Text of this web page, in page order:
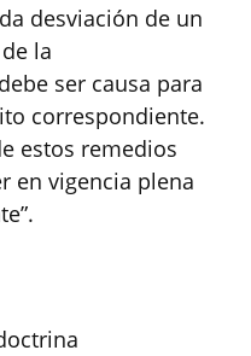
desviación de un
la
ser causa para
correspondiente.
estos remedios
en vigencia plena